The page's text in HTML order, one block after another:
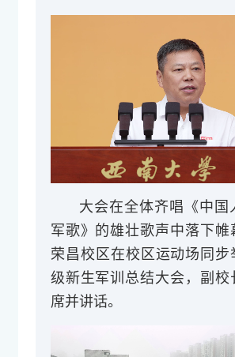
大会在全体齐唱《中国
军歌》的雄壮歌声中落下帷
荣昌校区在校区运动场同步
级新生军训总结大会，副校
席并讲话。